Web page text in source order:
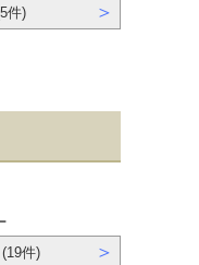
件) ＞
件) ＞